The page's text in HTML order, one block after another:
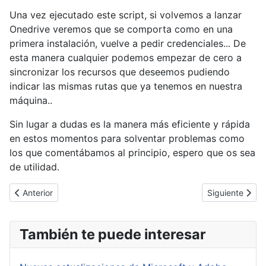
Una vez ejecutado este script, si volvemos a lanzar
Onedrive veremos que se comporta como en una
primera instalación, vuelve a pedir credenciales... De
esta manera cualquier podemos empezar de cero a
sincronizar los recursos que deseemos pudiendo
indicar las mismas rutas que ya tenemos en nuestra
máquina..
Sin lugar a dudas es la manera más eficiente y rápida
en estos momentos para solventar problemas como
los que comentábamos al principio, espero que os sea
de utilidad.
Artículo anterior: [Cybertruco]Redirigir un subdominio a otra
Anterior Artículo
Siguiente
También te puede interesar